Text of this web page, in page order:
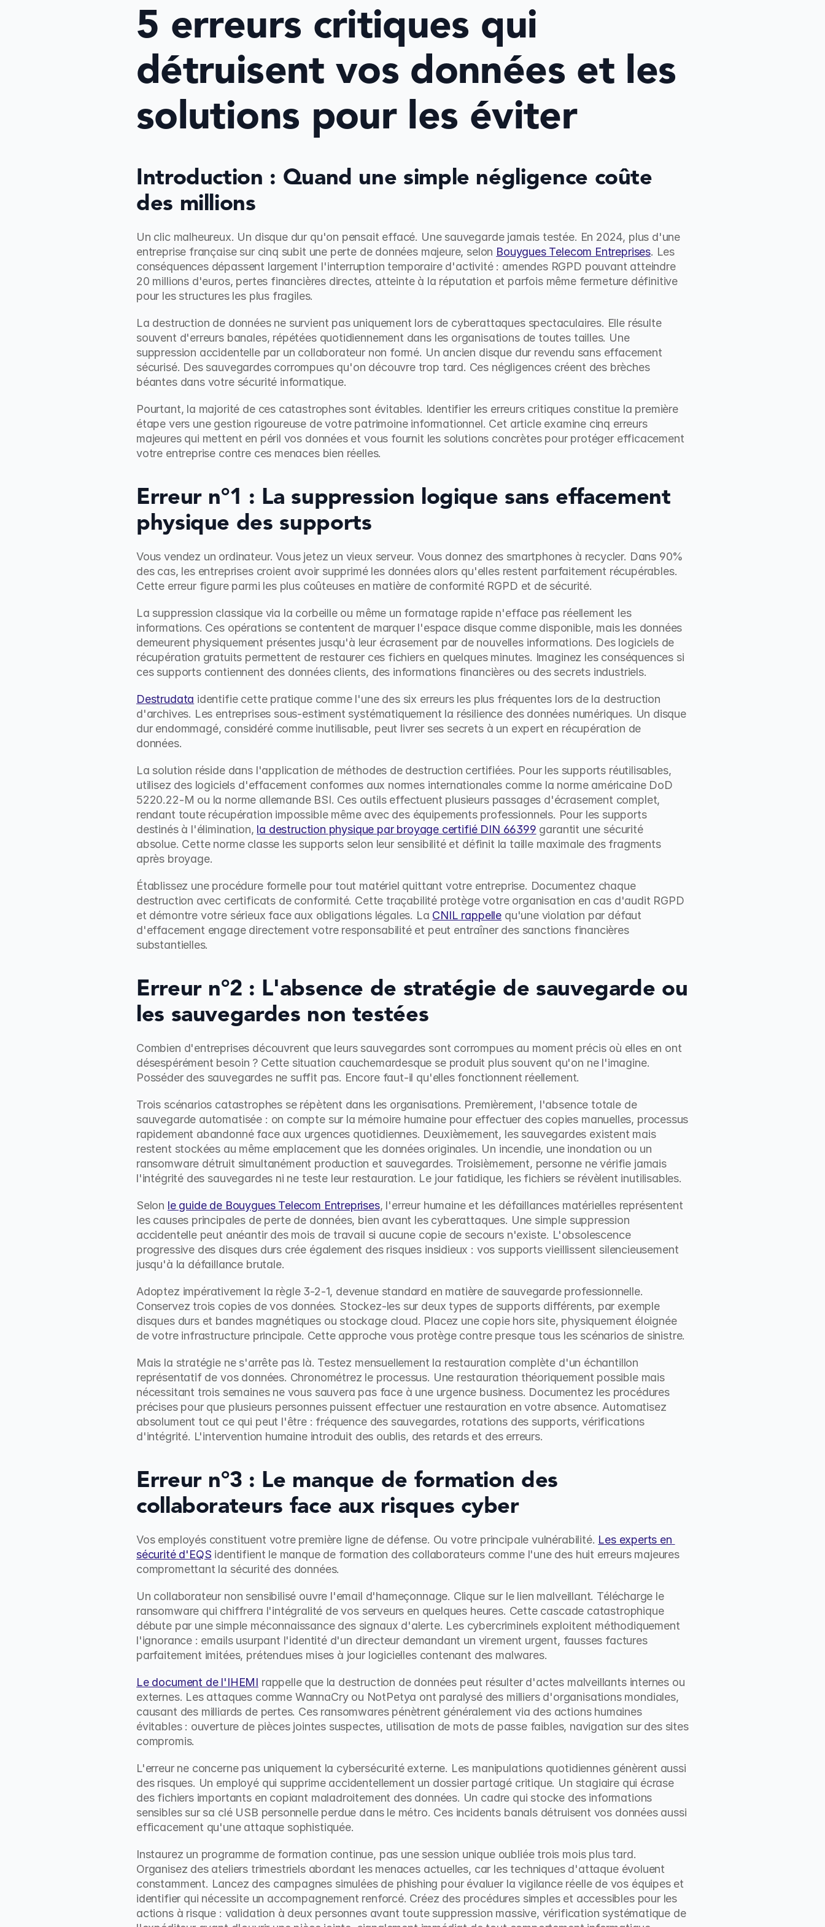
5 erreurs critiques qui
détruisent vos données et les
solutions pour les éviter
Introduction : Quand une simple négligence coûte
des millions
Un clic malheureux. Un disque dur qu'on pensait effacé. Une sauvegarde jamais testée. En 2024, plus d'une
entreprise française sur cinq subit une perte de données majeure, selon Bouygues Telecom Entreprises. Les
conséquences dépassent largement l'interruption temporaire d'activité : amendes RGPD pouvant atteindre
20 millions d'euros, pertes financières directes, atteinte à la réputation et parfois même fermeture définitive
pour les structures les plus fragiles.
La destruction de données ne survient pas uniquement lors de cyberattaques spectaculaires. Elle résulte
souvent d'erreurs banales, répétées quotidiennement dans les organisations de toutes tailles. Une
suppression accidentelle par un collaborateur non formé. Un ancien disque dur revendu sans effacement
sécurisé. Des sauvegardes corrompues qu'on découvre trop tard. Ces négligences créent des brèches
béantes dans votre sécurité informatique.
Pourtant, la majorité de ces catastrophes sont évitables. Identifier les erreurs critiques constitue la première
étape vers une gestion rigoureuse de votre patrimoine informationnel. Cet article examine cinq erreurs
majeures qui mettent en péril vos données et vous fournit les solutions concrètes pour protéger efficacement
votre entreprise contre ces menaces bien réelles.
Erreur n°1 : La suppression logique sans effacement
physique des supports
Vous vendez un ordinateur. Vous jetez un vieux serveur. Vous donnez des smartphones à recycler. Dans 90%
des cas, les entreprises croient avoir supprimé les données alors qu'elles restent parfaitement récupérables.
Cette erreur figure parmi les plus coûteuses en matière de conformité RGPD et de sécurité.
La suppression classique via la corbeille ou même un formatage rapide n'efface pas réellement les
informations. Ces opérations se contentent de marquer l'espace disque comme disponible, mais les données
demeurent physiquement présentes jusqu'à leur écrasement par de nouvelles informations. Des logiciels de
récupération gratuits permettent de restaurer ces fichiers en quelques minutes. Imaginez les conséquences si
ces supports contiennent des données clients, des informations financières ou des secrets industriels.
Destrudata identifie cette pratique comme l'une des six erreurs les plus fréquentes lors de la destruction
d'archives. Les entreprises sous-estiment systématiquement la résilience des données numériques. Un disque
dur endommagé, considéré comme inutilisable, peut livrer ses secrets à un expert en récupération de
données.
La solution réside dans l'application de méthodes de destruction certifiées. Pour les supports réutilisables,
utilisez des logiciels d'effacement conformes aux normes internationales comme la norme américaine DoD
5220.22-M ou la norme allemande BSI. Ces outils effectuent plusieurs passages d'écrasement complet,
rendant toute récupération impossible même avec des équipements professionnels. Pour les supports
destinés à l'élimination, la destruction physique par broyage certifié DIN 66399 garantit une sécurité
absolue. Cette norme classe les supports selon leur sensibilité et définit la taille maximale des fragments
après broyage.
Établissez une procédure formelle pour tout matériel quittant votre entreprise. Documentez chaque
destruction avec certificats de conformité. Cette traçabilité protège votre organisation en cas d'audit RGPD
et démontre votre sérieux face aux obligations légales. La CNIL rappelle qu'une violation par défaut
d'effacement engage directement votre responsabilité et peut entraîner des sanctions financières
substantielles.
Erreur n°2 : L'absence de stratégie de sauvegarde ou
les sauvegardes non testées
Combien d'entreprises découvrent que leurs sauvegardes sont corrompues au moment précis où elles en ont
désespérément besoin ? Cette situation cauchemardesque se produit plus souvent qu'on ne l'imagine.
Posséder des sauvegardes ne suffit pas. Encore faut-il qu'elles fonctionnent réellement.
Trois scénarios catastrophes se répètent dans les organisations. Premièrement, l'absence totale de
sauvegarde automatisée : on compte sur la mémoire humaine pour effectuer des copies manuelles, processus
rapidement abandonné face aux urgences quotidiennes. Deuxièmement, les sauvegardes existent mais
restent stockées au même emplacement que les données originales. Un incendie, une inondation ou un
ransomware détruit simultanément production et sauvegardes. Troisièmement, personne ne vérifie jamais
l'intégrité des sauvegardes ni ne teste leur restauration. Le jour fatidique, les fichiers se révèlent inutilisables.
Selon le guide de Bouygues Telecom Entreprises, l'erreur humaine et les défaillances matérielles représentent
les causes principales de perte de données, bien avant les cyberattaques. Une simple suppression
accidentelle peut anéantir des mois de travail si aucune copie de secours n'existe. L'obsolescence
progressive des disques durs crée également des risques insidieux : vos supports vieillissent silencieusement
jusqu'à la défaillance brutale.
Adoptez impérativement la règle 3-2-1, devenue standard en matière de sauvegarde professionnelle.
Conservez trois copies de vos données. Stockez-les sur deux types de supports différents, par exemple
disques durs et bandes magnétiques ou stockage cloud. Placez une copie hors site, physiquement éloignée
de votre infrastructure principale. Cette approche vous protège contre presque tous les scénarios de sinistre.
Mais la stratégie ne s'arrête pas là. Testez mensuellement la restauration complète d'un échantillon
représentatif de vos données. Chronométrez le processus. Une restauration théoriquement possible mais
nécessitant trois semaines ne vous sauvera pas face à une urgence business. Documentez les procédures
précises pour que plusieurs personnes puissent effectuer une restauration en votre absence. Automatisez
absolument tout ce qui peut l'être : fréquence des sauvegardes, rotations des supports, vérifications
d'intégrité. L'intervention humaine introduit des oublis, des retards et des erreurs.
Erreur n°3 : Le manque de formation des
collaborateurs face aux risques cyber
Vos employés constituent votre première ligne de défense. Ou votre principale vulnérabilité. Les experts en
sécurité d'EQS identifient le manque de formation des collaborateurs comme l'une des huit erreurs majeures
compromettant la sécurité des données.
Un collaborateur non sensibilisé ouvre l'email d'hameçonnage. Clique sur le lien malveillant. Télécharge le
ransomware qui chiffrera l'intégralité de vos serveurs en quelques heures. Cette cascade catastrophique
débute par une simple méconnaissance des signaux d'alerte. Les cybercriminels exploitent méthodiquement
l'ignorance : emails usurpant l'identité d'un directeur demandant un virement urgent, fausses factures
parfaitement imitées, prétendues mises à jour logicielles contenant des malwares.
Le document de l'IHEMI rappelle que la destruction de données peut résulter d'actes malveillants internes ou
externes. Les attaques comme WannaCry ou NotPetya ont paralysé des milliers d'organisations mondiales,
causant des milliards de pertes. Ces ransomwares pénètrent généralement via des actions humaines
évitables : ouverture de pièces jointes suspectes, utilisation de mots de passe faibles, navigation sur des sites
compromis.
L'erreur ne concerne pas uniquement la cybersécurité externe. Les manipulations quotidiennes génèrent aussi
des risques. Un employé qui supprime accidentellement un dossier partagé critique. Un stagiaire qui écrase
des fichiers importants en copiant maladroitement des données. Un cadre qui stocke des informations
sensibles sur sa clé USB personnelle perdue dans le métro. Ces incidents banals détruisent vos données aussi
efficacement qu'une attaque sophistiquée.
Instaurez un programme de formation continue, pas une session unique oubliée trois mois plus tard.
Organisez des ateliers trimestriels abordant les menaces actuelles, car les techniques d'attaque évoluent
constamment. Lancez des campagnes simulées de phishing pour évaluer la vigilance réelle de vos équipes et
identifier qui nécessite un accompagnement renforcé. Créez des procédures simples et accessibles pour les
actions à risque : validation à deux personnes avant toute suppression massive, vérification systématique de